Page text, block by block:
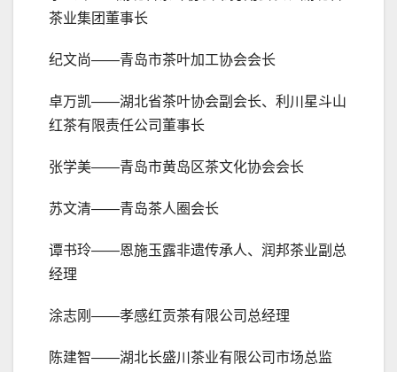
茶业集团董事长
纪文尚——青岛市茶叶加工协会会长
卓万凯——湖北省茶叶协会副会长、利川星斗山
红茶有限责任公司董事长
张学美——青岛市黄岛区茶文化协会会长
苏文清——青岛茶人圈会长
谭书玲——恩施玉露非遗传承人、润邦茶业副总
经理
涂志刚——孝感红贡茶有限公司总经理
陈建智——湖北长盛川茶业有限公司市场总监